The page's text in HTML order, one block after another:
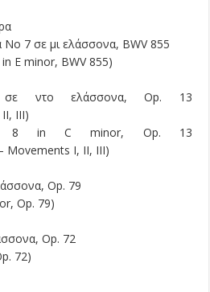
7 σε μι ελάσσονα, BWV 855
E minor, BWV 855)
ντο ελάσσονα, Op. 13
ΙΙΙ)
8 in C minor, Op. 13
Movements I, II, III)
Op. 79
Op. 79)
Op. 72
72)